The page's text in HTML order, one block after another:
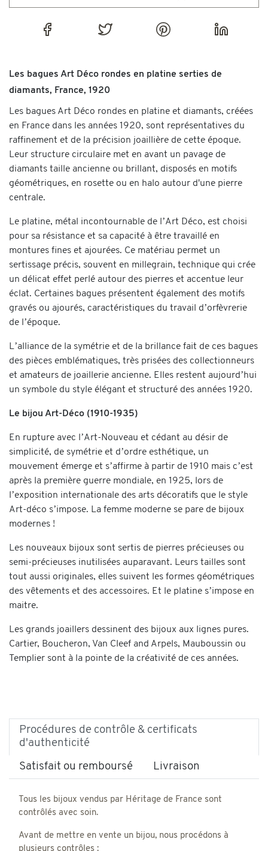
Les bagues Art Déco rondes en platine serties de
diamants, France, 1920
Les bagues Art Déco rondes en platine et diamants, créées
en France dans les années 1920, sont représentatives du
raffinement et de la précision joaillière de cette époque.
Leur structure circulaire met en avant un pavage de
diamants taille ancienne ou brillant, disposés en motifs
géométriques, en rosette ou en halo autour d'une pierre
centrale.
Le platine, métal incontournable de l’Art Déco, est choisi
pour sa résistance et sa capacité à être travaillé en
montures fines et ajourées. Ce matériau permet un
sertissage précis, souvent en millegrain, technique qui crée
un délicat effet perlé autour des pierres et accentue leur
éclat. Certaines bagues présentent également des motifs
gravés ou ajourés, caractéristiques du travail d’orfèvrerie
de l’époque.
L’alliance de la symétrie et de la brillance fait de ces bagues
des pièces emblématiques, très prisées des collectionneurs
et amateurs de joaillerie ancienne. Elles restent aujourd’hui
un symbole du style élégant et structuré des années 1920.
Le bijou Art-Déco (1910-1935)
En rupture avec l’Art-Nouveau et cédant au désir de
simplicité, de symétrie et d’ordre esthétique, un
mouvement émerge et s’affirme à partir de 1910 mais c’est
après la première guerre mondiale, en 1925, lors de
l’exposition internationale des arts décoratifs que le style
Art-déco s’impose. La femme moderne se pare de bijoux
modernes !
Les nouveaux bijoux sont sertis de pierres précieuses ou
semi-précieuses inutilisées auparavant. Leurs tailles sont
tout aussi originales, elles suivent les formes géométriques
des vêtements et des accessoires. Et le platine s’impose en
maitre.
Les grands joaillers dessinent des bijoux aux lignes pures.
Cartier, Boucheron, Van Cleef and Arpels, Mauboussin ou
Templier sont à la pointe de la créativité de ces années.
Procédures de contrôle & certificats
d'authenticité
Satisfait ou remboursé Livraison
Tous les bijoux vendus par Héritage de France sont
contrôlés avec soin.
Avant de mettre en vente un bijou, nous procédons à
plusieurs contrôles :